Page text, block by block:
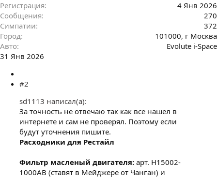
Регистрация
4 Янв 2026
Сообщения
270
Симпатии
372
Город
101000, г Москва
Авто
Evolute i-Space
31 Янв 2026
#2
sd1113 написал(а):
За точность не отвечаю так как все нашел в
интернете и сам не проверял. Поэтому если
будут уточнения пишите.
Расходники для Рестайл
Фильтр масленый двигателя: арт. H15002-
1000AB (ставят в Мейджере от Чанган) и